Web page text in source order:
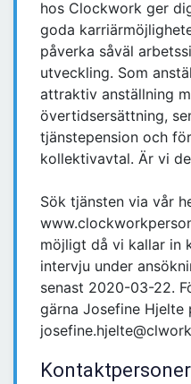
hos Clockwork ger
goda
påverka såväl
utveckling. Som
attraktiv anställning
övertidsersättning,
tjänstepension och
kollektivavtal. Är vi
Sök tjänsten via vår
möjligt då vi kallar in
intervju under
senast 2020-03-22.
gärna Josefine Hjelte